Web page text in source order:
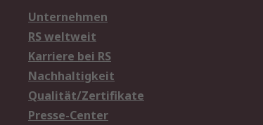
Unternehmen
RS weltweit
Karriere bei RS
Nachhaltigkeit
Qualität/Zertifikate
Presse-Center